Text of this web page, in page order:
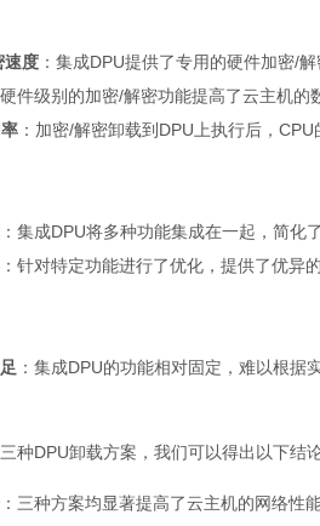
速度 ：集成DPU提供了专用的硬件加密/
硬件级别的加密/解密功能提高了云主机的
：加密/解密卸载到DPU上执行后，
：集成DPU将多种功能集成在一起，简化
：针对特定功能进行了优化，提供了优异
：集成DPU的功能相对固定，难以根据
种DPU卸载方案，我们可以得出以下结
：三种方案均显著提高了云主机的网络性